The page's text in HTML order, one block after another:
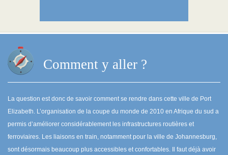
Comment y aller ?
La question est donc de savoir comment se rendre dans cette ville de Port
Elizabeth. L’organisation de la coupe du monde de 2010 en Afrique du sud a
permis d’améliorer considérablement les infrastructures routières et
ferroviaires. Les liaisons en train, notamment pour la ville de Johannesburg,
sont désormais beaucoup plus accessibles et confortables. Il faut déjà avoir